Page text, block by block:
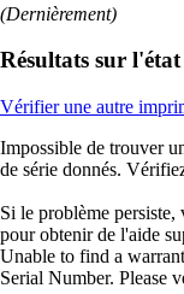
(Dernièrement)
Résultats sur
Vérifier une autre
Impossible de trouver
de série donnés.
Si le problème
pour obtenir de l'aide
Unable to find a
Serial Number. Please